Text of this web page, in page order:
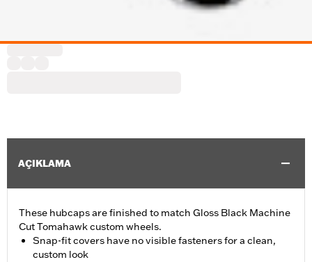
AÇIKLAMA
These hubcaps are finished to match Gloss Black Machine
Cut Tomahawk custom wheels.
Snap-fit covers have no visible fasteners for a clean,
custom look